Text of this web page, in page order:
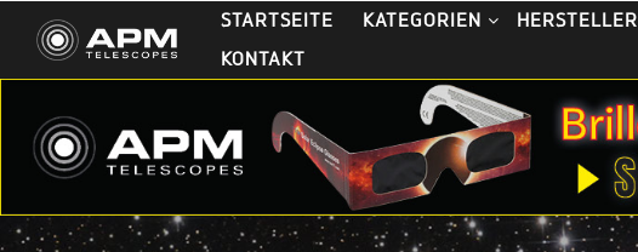
STARTSEITE KATEGORIEN HERSTELLER
KONTAKT